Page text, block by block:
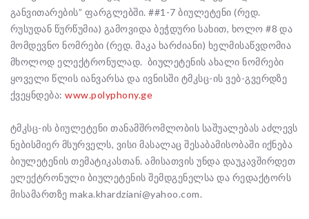
განვითარების” ფარგლებში. ##1-7 ბიულეტენი (რედ.
რუსუდან წურწუმია) გამოვიდა ბეჭდური სახით, ხოლო #8 და
მომდევნო ნომრები (რედ. მაკა ხარძიანი) ხელმისაწვდომია
მხოლოდ ელექტრონულად. ბიულეტენის ახალი ნომრები
ყოველი წლის იანვარსა და ივნისში ტმკსც-ის ვებ-გვერდზე
ქვეყნდება:www.polyphony.ge
ტმკსც-ის ბიულეტენი თანამშრომლობის საშუალებას აძლევს
ნებისმიერ მსურველს, ვისი მასალაც შესაბამისობაში იქნება
ბიულეტენის თემატიკასთან. ამისათვის უნდა დაუკავშირდეთ
ელექტრონული ბიულეტენის შემდგენელსა და რედაქტორს
მისამართზე maka.khardziani@yahoo.com.